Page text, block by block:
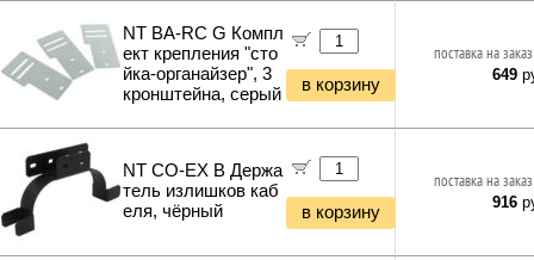
NT BA-RC G Компл
ект крепления "сто
йка-органайзер", 3
кронштейна, серый
в корзину
поставка на
649
NT CO-EX B Держа
тель излишков каб
еля, чёрный
в корзину
поставка на
916